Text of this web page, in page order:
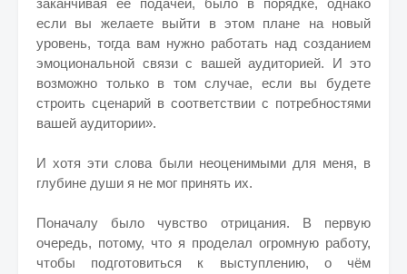
заканчивая её подачей, было в порядке, однако
если вы желаете выйти в этом плане на новый
уровень, тогда вам нужно работать над созданием
эмоциональной связи с вашей аудиторией. И это
возможно только в том случае, если вы будете
строить сценарий в соответствии с потребностями
вашей аудитории».
И хотя эти слова были неоценимыми для меня, в
глубине души я не мог принять их.
Поначалу было чувство отрицания. В первую
очередь, потому, что я проделал огромную работу,
чтобы подготовиться к выступлению, о чём